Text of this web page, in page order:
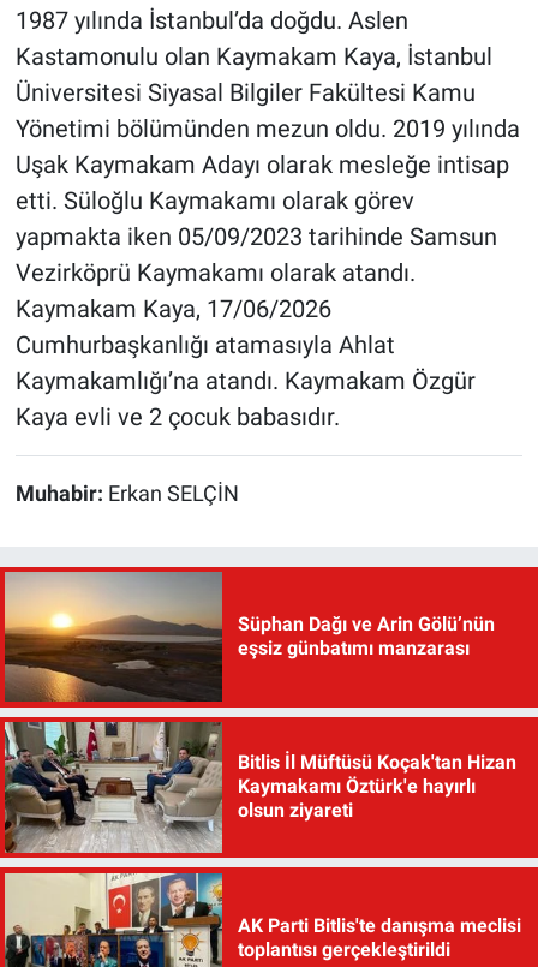
1987 yılında İstanbul’da doğdu. Aslen
Kastamonulu olan Kaymakam Kaya, İstanbul
Üniversitesi Siyasal Bilgiler Fakültesi Kamu
Yönetimi bölümünden mezun oldu. 2019 yılında
Uşak Kaymakam Adayı olarak mesleğe intisap
etti. Süloğlu Kaymakamı olarak görev
yapmakta iken 05/09/2023 tarihinde Samsun
Vezirköprü Kaymakamı olarak atandı.
Kaymakam Kaya, 17/06/2026
Cumhurbaşkanlığı atamasıyla Ahlat
Kaymakamlığı’na atandı. Kaymakam Özgür
Kaya evli ve 2 çocuk babasıdır.
Muhabir: Erkan SELÇİN
Süphan Dağı ve Arin Gölü’nün
eşsiz günbatımı manzarası
Bitlis İl Müftüsü Koçak'tan Hizan
Kaymakamı Öztürk'e hayırlı
olsun ziyareti
AK Parti Bitlis'te danışma meclisi
toplantısı gerçekleştirildi